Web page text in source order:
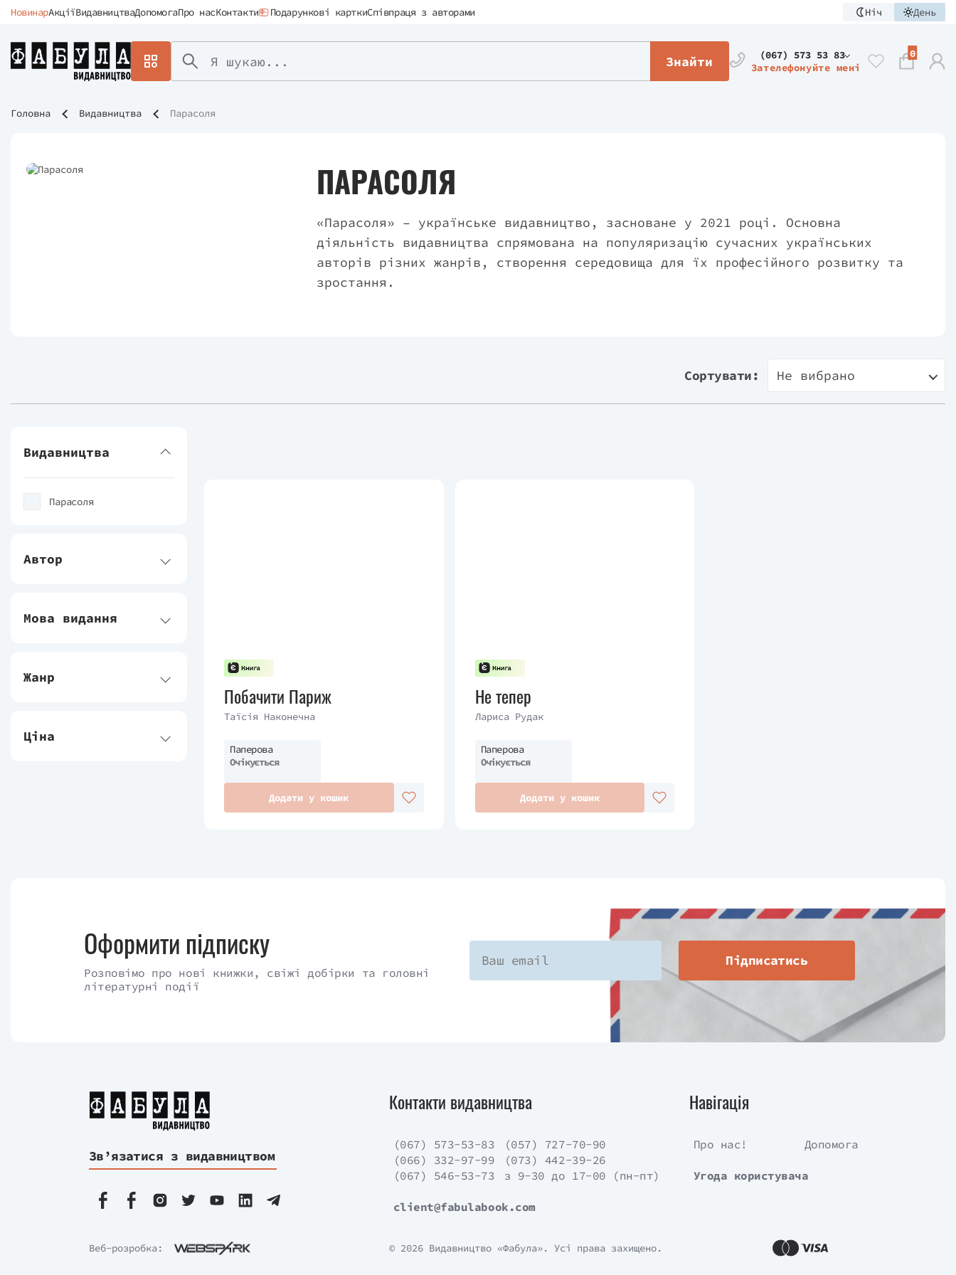
НовинарАкціїВидавництваДопомогаПро насКонтакти Подарункові карткиСпівпраця з авторами Ніч День
Знайти
(067) 573 53 83
Зателефонуйте мені
0
Головна Видавництва Парасоля
ПАРАСОЛЯ
«Парасоля» – українське видавництво, засноване у 2021 році. Основна
діяльність видавництва спрямована на популяризацію сучасних українських
авторів різних жанрів, створення середовища для їх професійного розвитку та
зростання.
Сортувати: Не вибрано
Видавництва
Парасоля
Автор
Мова видання
Жанр
Ціна
Побачити Париж
Таїсія Наконечна
Паперова
Очікується
Додати у кошик
Не тепер
Лариса Рудак
Паперова
Очікується
Додати у кошик
Оформити підписку
Розповімо про нові книжки, свіжі добірки та головні
літературні події
Підписатись
Зв’язатися з видавництвом
Контакти видавництва
(067) 573-53-83
(057) 727-70-90
(066) 332-97-99
(073) 442-39-26
(067) 546-53-73
з 9-30 до 17-00 (пн-пт)
client@fabulabook.com
Навігація
Про нас! Допомога
Угода користувача
Веб-розробка: © 2026 Видавництво «Фабула». Усі права захищено.